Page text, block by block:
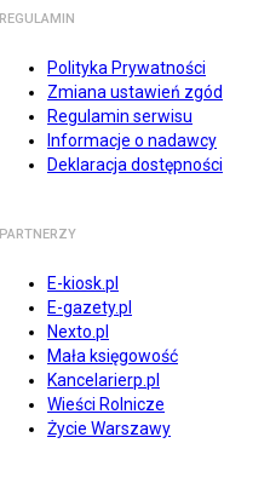
REGULAMIN
Polityka Prywatności
Zmiana ustawień zgód
Regulamin serwisu
Informacje o nadawcy
Deklaracja dostępności
PARTNERZY
E-kiosk.pl
E-gazety.pl
Nexto.pl
Mała księgowość
Kancelarierp.pl
Wieści Rolnicze
Życie Warszawy